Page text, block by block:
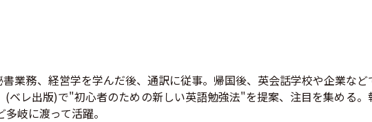
業務、経営学を学んだ後、通訳に従事。帰国後、英会話学校や企業など
レ出版)で"初心者のための新しい英語勉強法"を提案、注目を集める。
岐に渡って活躍。